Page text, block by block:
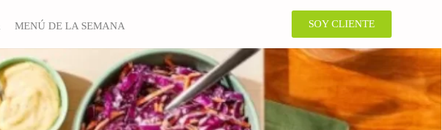
MENÚ DE LA SEMANA SOY CLIENTE